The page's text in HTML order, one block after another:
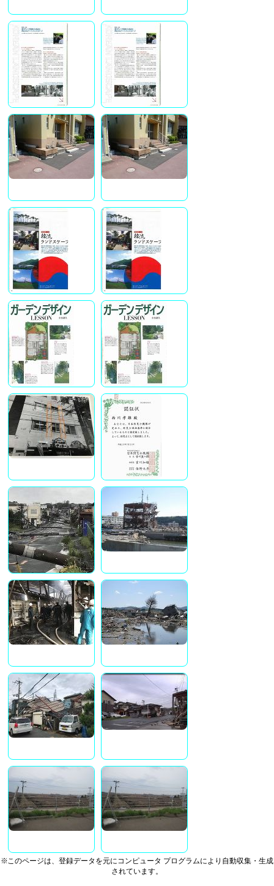
※このページは、登録データを元にコンピュータ プログラムにより自動収集・生成
されています。